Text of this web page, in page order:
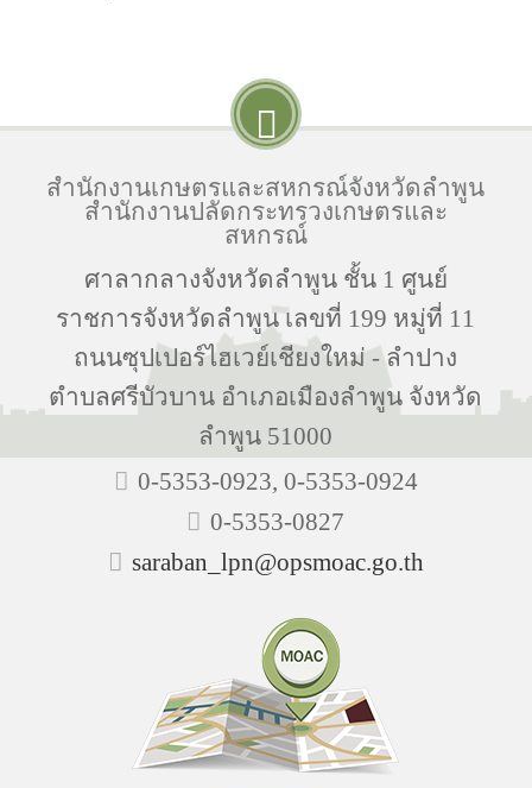
สำนักงานเกษตรและสหกรณ์จังหวัดลำพูน
สำนักงานปลัดกระทรวงเกษตรและ
สหกรณ์
ศาลากลางจังหวัดลำพูน ชั้น 1 ศูนย์
ราชการจังหวัดลำพูน เลขที่ 199 หมู่ที่ 11
ถนนซุปเปอร์ไฮเวย์เชียงใหม่ - ลำปาง
ตำบลศรีบัวบาน อำเภอเมืองลำพูน จังหวัด
ลำพูน 51000
0-5353-0923, 0-5353-0924
0-5353-0827
saraban_lpn@opsmoac.go.th